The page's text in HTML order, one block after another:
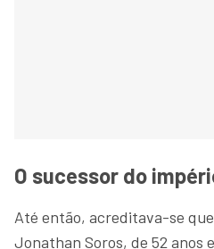
O sucessor do
Até então, acreditava-se
Jonathan Soros, de 52 anos